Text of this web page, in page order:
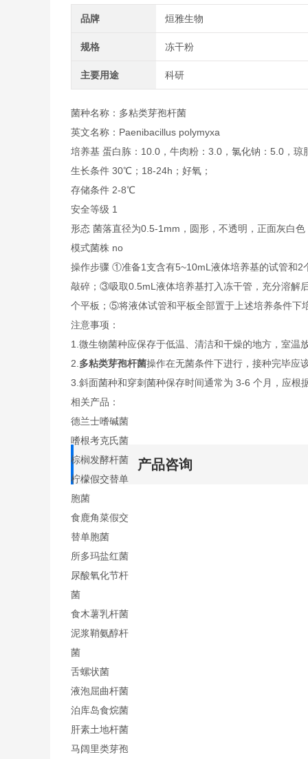
品牌 烜雅生物
规格 冻干粉
主要用途 科研
菌种名称：多粘类芽孢杆菌
英文名称： Paenibacillus polymyxa
培养基 蛋白胨：10.0，牛肉粉：3.0，氯化钠：5.0，
生长条件 30℃；18-24h；好氧；
存储条件 2-8℃
安全等级 1
形态 菌落直径为0.5-1mm，圆形，不透明，正面灰白
模式菌株 no
操作步骤 ①准备1支含有5~10mL液体培养基的试管和
敲碎；③吸取0.5mL液体培养基打入冻干管，充分溶解
个平板；⑤将液体试管和平板全部置于上述培养条件下
注意事项：
1.微生物菌种应保存于低温、清洁和干燥的地方，室温
2. 多粘类芽孢杆菌操作在无菌条件下进行，接种完毕应
3.斜面菌种和穿刺菌种保存时间通常为 3-6 个月，应
相关产品：
德兰士嗜碱菌
嗜根考克氏菌
棕榈发酵杆菌
柠檬假交替单
胞菌
食鹿角菜假交
替单胞菌
所多玛盐红菌
尿酸氧化节杆
菌
食木薯乳杆菌
泥浆鞘氨醇杆
菌
舌螺状菌
液泡屈曲杆菌
泊库岛食烷菌
肝素土地杆菌
马阔里类芽孢
产品咨询